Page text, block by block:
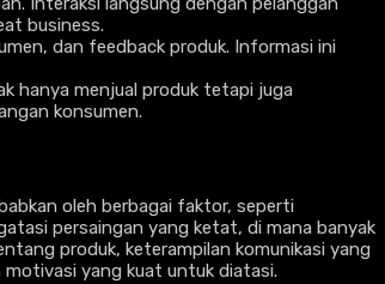
business.
dan feedback produk. Informasi ini
hanya menjual produk tetapi juga
konsumen.
oleh berbagai faktor, seperti
persaingan yang ketat, di mana banyak
produk, keterampilan komunikasi yang
yang kuat untuk diatasi.